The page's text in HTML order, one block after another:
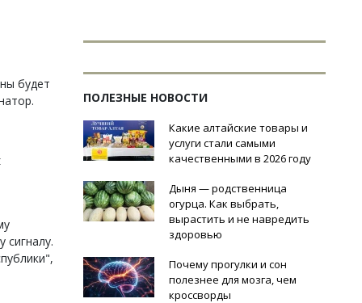
будет
сигналу.
ПОЛЕЗНЫЕ НОВОСТИ
Какие алтайские товары и
услуги стали самыми
качественными в 2026 году
Дыня — родственница
огурца. Как выбрать,
вырастить и не навредить
здоровью
Почему прогулки и сон
полезнее для мозга, чем
кроссворды